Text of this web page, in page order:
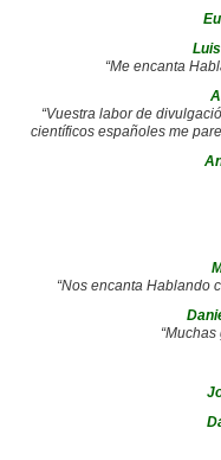
“Me encanta
“Vuestra labor de
científicos españoles me
“Nos encanta Hablando